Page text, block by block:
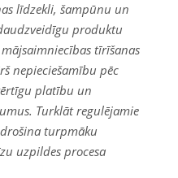
līdzekli, šampūnu un
produktu
tīrīšanas
nepieciešamību pēc
platību un
Turklāt regulējamie
turpmāku
uzpildes procesa